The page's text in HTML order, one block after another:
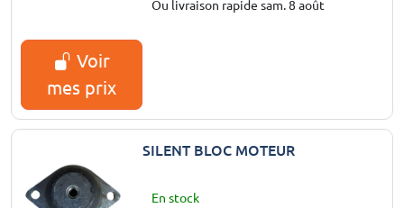
Ou livraison rapide sam. 8 août
Voir
mes prix
SILENT BLOC MOTEUR
En stock